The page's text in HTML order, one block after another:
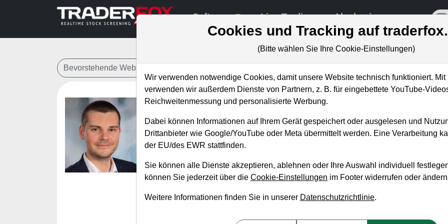
Software Live-Trading Akademie
Bevorstehende Webinare
Accumulation Day – Diese
gerade durch!
Referent:Andreas Zehetner
Beim Handeln von Wachstumsaktien sollte vor allem darauf geachtet werden,
mit hohen Handelsvolumina entstehen. Ein hoher Kaufdruck signalisiert ein
Erfolgsquote für neue Aufwärtsbewegungen erhöhen. Meist signalisieren auch
Cookies und Tracking auf
(Bitte wählen Sie Ihre Cookie-Einstellungen)
Wir verwenden notwendige Cookies, damit unsere Website technisch funktioniert.
verwenden wir außerdem Dienste von Partnern, z. B. für eingebettete YouTube-
Reichweitenmessung und personalisierte Werbung.
Dabei können Informationen auf Ihrem Gerät gespeichert oder ausgelesen und
Drittanbieter wie Google/YouTube oder Meta übermittelt werden. Eine Verarbeitung
der EU/des EWR stattfinden.
Sie können alle Dienste akzeptieren, ablehnen oder Ihre Auswahl individuell
können Sie jederzeit über die Cookie-Einstellungen im Footer widerrufen oder
Weitere Informationen finden Sie in unserer Datenschutzrichtlinie.